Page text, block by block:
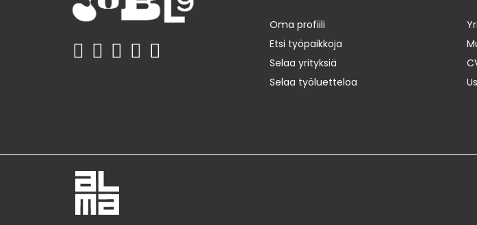
Oma profiili
Etsi työpaikkoja
Selaa yrityksiä
Selaa työluetteloa